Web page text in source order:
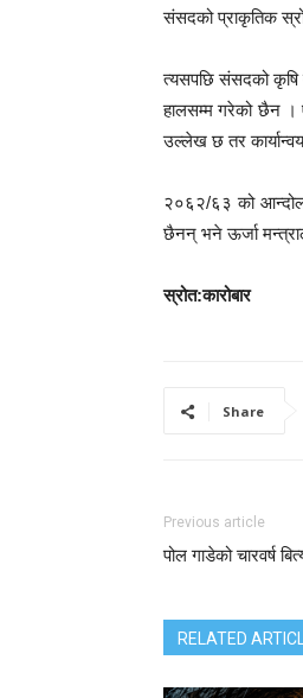
संसदको प्राकृतिक
त्यसपछि संसदको कृषि
हालसम्म गरेको छैन ।
उल्लेख छ तर
२०६२/६३ को
छैनन् भने ऊर्जा
स्रोत:कारोबार
Share
Previous article
पोल गाडेको चारवर्ष
RELATED